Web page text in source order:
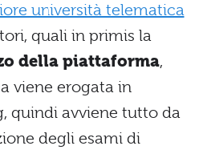
università telematica
quali in primis la
della piattaforma,
viene erogata in
quindi avviene tutto da
degli esami di